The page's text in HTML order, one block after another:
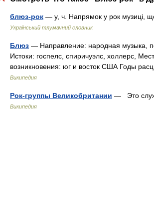
блюз-рок — у, ч. Напрямок у рок музиці,
Український тлумачний словник
Блюз — Направление: народная музыка,
Истоки: госпелс, спиричуэлс, холлерс,
возникновения: юг и восток США Годы
Википедия
Рок-группы Великобритании — Это
Википедия